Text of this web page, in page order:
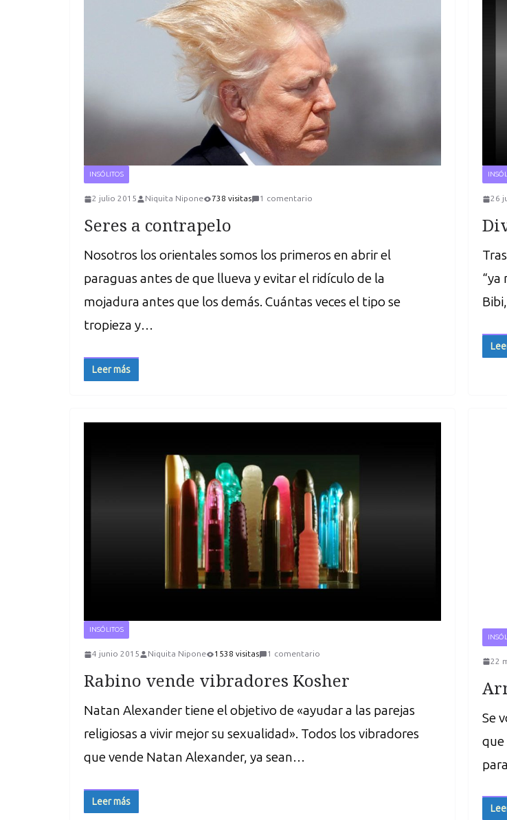
INSÓLITOS
2 julio 2015 Niquita Nipone 738 visitas 1 comentario
Seres a contrapelo
Nosotros los orientales somos los primeros en abrir el
paraguas antes de que llueva y evitar el ridículo de la
mojadura antes que los demás. Cuántas veces el tipo se
tropieza y…
Leer más
26
“ya
INSÓLITOS
4 junio 2015 Niquita Nipone 1538 visitas 1 comentario
Rabino vende vibradores Kosher
Natan Alexander tiene el objetivo de «ayudar a las parejas
religiosas a vivir mejor su sexualidad». Todos los vibradores
que vende Natan Alexander, ya sean…
Leer más
22
Se
que